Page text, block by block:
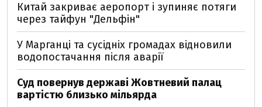
Китай закриває аеропорт і зупиняє потяги
через тайфун "Дельфін"
У Марганці та сусідніх громадах відновили
водопостачання після аварії
Суд повернув державі Жовтневий палац
вартістю близько мільярда